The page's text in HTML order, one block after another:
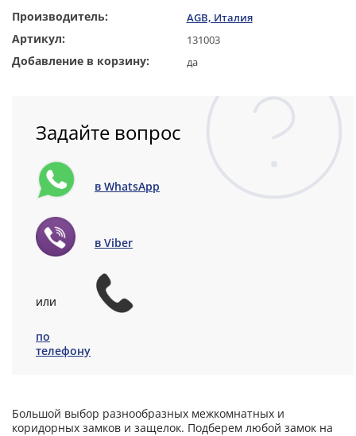
Производитель: AGB, Италия
Артикул: 131003
Добавление в корзину: да
Задайте вопрос
в WhatsApp
в Viber
или
по
телефону
Большой выбор разнообразных межкомнатных и
коридорных замков и защелок. Подберем любой замок на